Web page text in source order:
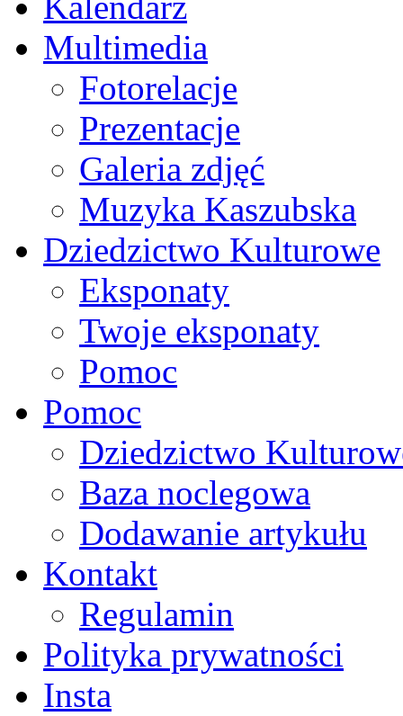
Multimedia
Fotorelacje
Prezentacje
Galeria zdjęć
Muzyka Kaszubska
Dziedzictwo Kulturowe
Eksponaty
Twoje eksponaty
Pomoc
Pomoc
Dziedzictwo
Baza noclegowa
Dodawanie artykułu
Kontakt
Regulamin
Polityka prywatności
Insta